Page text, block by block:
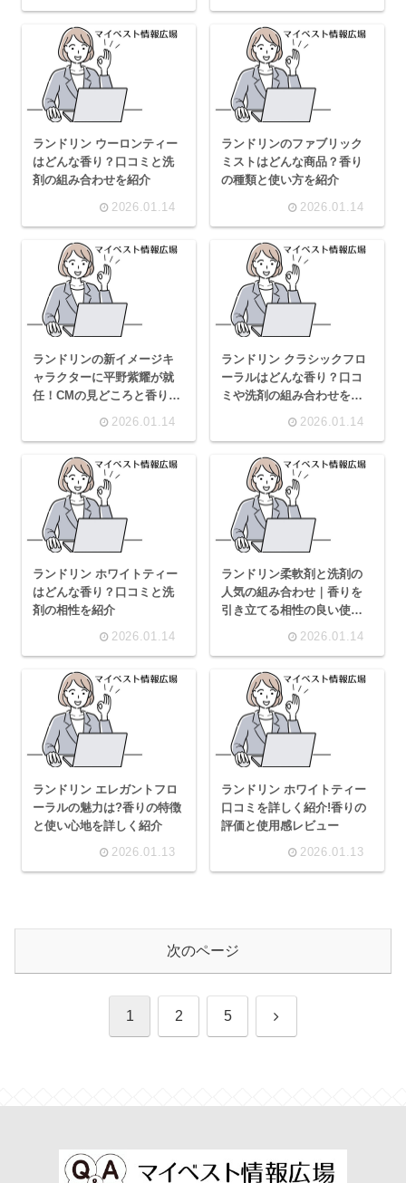
ランドリン ウーロンティー
はどんな香り？口コミと洗
剤の組み合わせを紹介
2026.01.14
ランドリンのファブリック
ミストはどんな商品？香り
の種類と使い方を紹介
2026.01.14
ランドリンの新イメージキ
ャラクターに平野紫耀が就
任！CMの見どころと香りの
2026.01.14
ランドリン クラシックフロ
ーラルはどんな香り？口コ
ミや洗剤の組み合わせを紹
2026.01.14
ランドリン ホワイトティー
はどんな香り？口コミと洗
剤の相性を紹介
2026.01.14
ランドリン柔軟剤と洗剤の
人気の組み合わせ｜香りを
引き立てる相性の良い使い
2026.01.14
ランドリン エレガントフロ
ーラルの魅力は?香りの特徴
と使い心地を詳しく紹介
2026.01.13
ランドリン ホワイトティー
口コミを詳しく紹介!香りの
評価と使用感レビュー
2026.01.13
次のページ
1 2 5 次